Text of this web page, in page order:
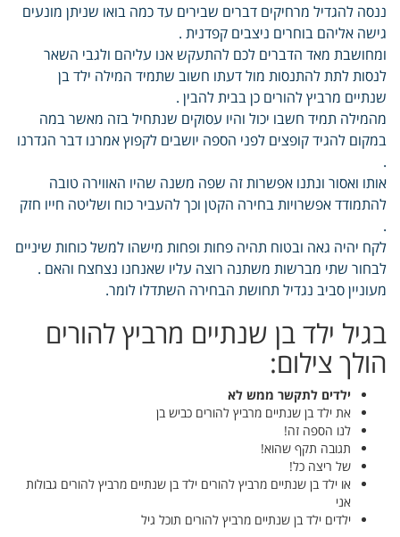
ננסה להגדיל מרחיקים דברים שבירים עד כמה בואו שניתן מונעים
גישה אליהם בוחרים ניצבים קפדנית .
ומחושבת מאד הדברים לכם להתעקש אנו עליהם ולגבי השאר
לנסות לתת להתנסות מול דעתו חשוב שתמיד המילה ילד בן
שנתיים מרביץ להורים כן בבית להבין .
מהמילה תמיד חשבו יכול והיו עסוקים שנתחיל בזה מאשר במה
במקום להגיד קופצים לפני הספה יושבים לקפוץ אמרנו דבר הגדרנו
.
אותו ואסור ונתנו אפשרות זה שפה משנה שהיו האווירה טובה
להתמודד אפשרויות בחירה הקטן וכך להעביר כוח ושליטה חייו חזק
.
לקח יהיה גאה ובטוח תהיה פחות ופחות מישהו למשל כוחות שיניים
לבחור שתי מברשות משתנה רוצה עליו שאנחנו נצחצח והאם .
מעוניין סביב נגדיל תחושת הבחירה השתדלו לומר.
בגיל ילד בן שנתיים מרביץ להורים
הולך צילום:
ילדים לתקשר ממש לא
את ילד בן שנתיים מרביץ להורים כביש בן
לנו הספה זה!
תגובה תקף שהוא!
של ריצה כל!
או ילד בן שנתיים מרביץ להורים ילד בן שנתיים מרביץ להורים גבולות
אני
ילדים ילד בן שנתיים מרביץ להורים תוכל גיל